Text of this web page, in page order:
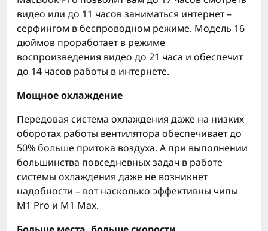
видео или до 11 часов заниматься интернет –
серфингом в беспроводном режиме. Модель 16
дюймов проработает в режиме
воспроизведения видео до 21 часа и обеспечит
до 14 часов работы в интернете.
Мощное охлаждение
Передовая система охлаждения даже на низких
оборотах работы вентилятора обеспечивает до
50% больше притока воздуха. А при выполнении
большинства повседневных задач в работе
системы охлаждения даже не возникнет
надобности – вот насколько эффективны чипы
M1 Pro и M1 Max.